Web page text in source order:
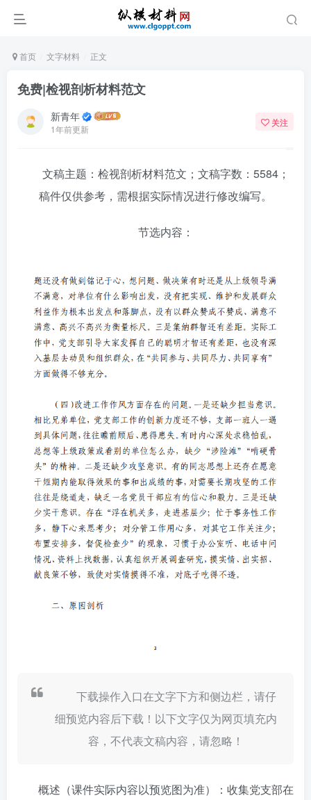
首页 文字材料 正文
免费|检视剖析材料范文
新青年
1年前更新
关注
文稿主题：检视剖析材料范文；文稿字数：5584；
稿件仅供参考，需根据实际情况进行修改编写。
节选内容：
下载操作入口在文字下方和侧边栏，请仔
细预览内容后下载！以下文字仅为网页填充内
容，不代表文稿内容，请忽略！
概述（课件实际内容以预览图为准）：收集党支部在